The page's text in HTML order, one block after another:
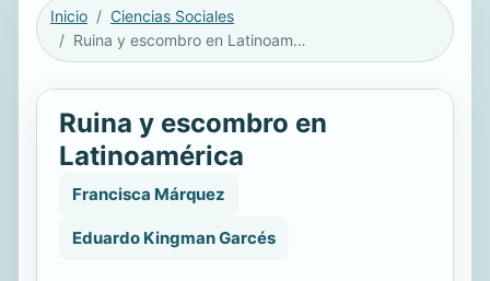
Inicio
Ciencias Sociales
Ruina y escombro en Latinoamérica
Ruina y escombro en
Latinoamérica
Francisca Márquez
Eduardo Kingman Garcés